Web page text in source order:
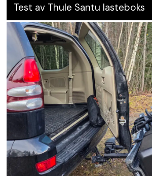
Test av Thule Santu lasteboks